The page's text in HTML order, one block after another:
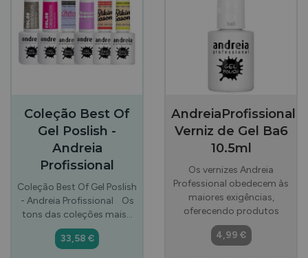
Coleção Best Of
Gel Poslish -
Andreia
Profissional
Coleção Best Of Gel Poslish
- Andreia Profissional Os
tons das coleções mais…
33,58 €
AndreiaProfissional
Verniz de Gel Ba6
10.5ml
Os vernizes Andreia
Professional obedecem às
maiores exigências,
oferecendo produtos
4,99 €